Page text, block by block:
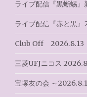
ライブ配信『黒蜥蜴
ライブ配信『赤と黒
Club Off 2026.8.13
三菱UFJニコス
宝塚友の会 ～